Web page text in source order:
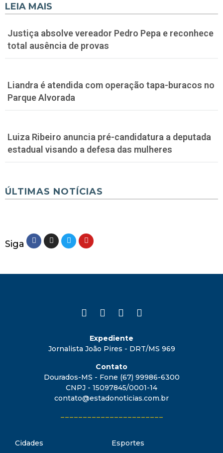
LEIA MAIS
Justiça absolve vereador Pedro Pepa e reconhece
total ausência de provas
Liandra é atendida com operação tapa-buracos no
Parque Alvorada
Luiza Ribeiro anuncia pré-candidatura a deputada
estadual visando a defesa das mulheres
ÚLTIMAS NOTÍCIAS
Siga
Expediente
Jornalista João Pires - DRT/MS 969
Contato
Dourados-MS - Fone (67) 99986-6300
CNPJ - 15097845/0001-14
contato@estadonoticias.com.br
Cidades Esportes